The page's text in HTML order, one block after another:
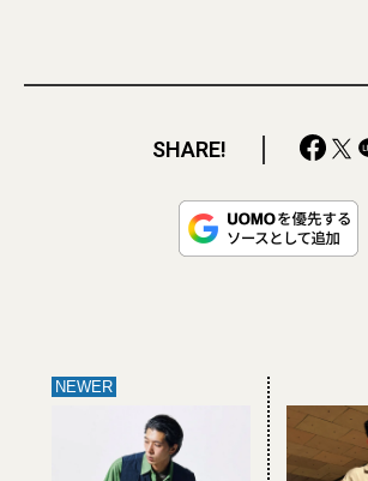
SHARE!
NEWER